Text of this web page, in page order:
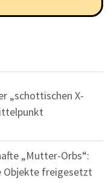
„schottischen X-
„Mutter-Orbs“:
Objekte freigesetzt